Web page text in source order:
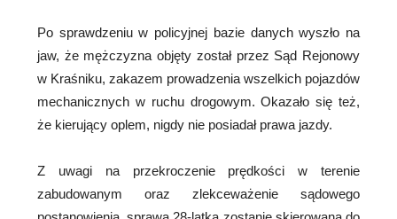
Po sprawdzeniu w policyjnej bazie danych wyszło na
jaw, że mężczyzna objęty został przez Sąd Rejonowy
w Kraśniku, zakazem prowadzenia wszelkich pojazdów
mechanicznych w ruchu drogowym. Okazało się też,
że kierujący oplem, nigdy nie posiadał prawa jazdy.
Z uwagi na przekroczenie prędkości w terenie
zabudowanym oraz zlekceważenie sądowego